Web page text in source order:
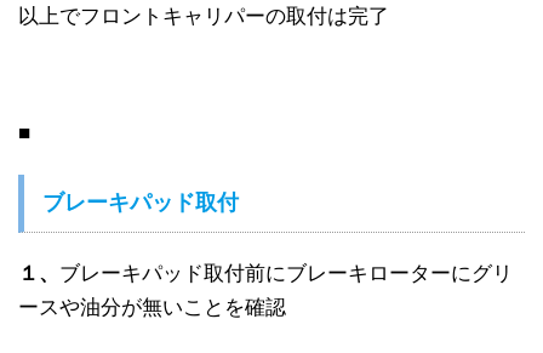
以上でフロントキャリパーの取付は完了
■
ブレーキパッド取付
１、 ブレーキパッド取付前にブレーキローターにグリ
ースや油分が無いことを確認